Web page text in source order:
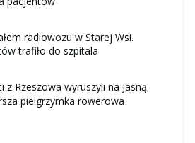
radiowozu w Starej Wsi.
trafiło do szpitala
z Rzeszowa wyruszyli na Jasną
pielgrzymka rowerowa